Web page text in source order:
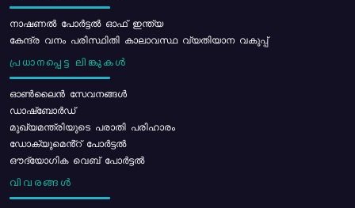
നാഷണൽ പോർട്ടൽ ഓഫ് ഇന്ത്യ
കേന്ദ്ര വനം പരിസ്ഥിതി കാലാവസ്ഥ വ്യതിയാന വകുപ്പ്
പ്രധാനപ്പെട്ട ലിങ്കുകൾ
ഓൺലൈൻ സേവനങ്ങൾ
ഡാഷ്ബോർഡ്
മുഖ്യമന്ത്രിയുടെ പരാതി പരിഹാരം
ഡോക്യുമെൻ്റ് പോർട്ടൽ
ഔദ്യോഗിക വെബ് പോർട്ടൽ
വിവരങ്ങൾ